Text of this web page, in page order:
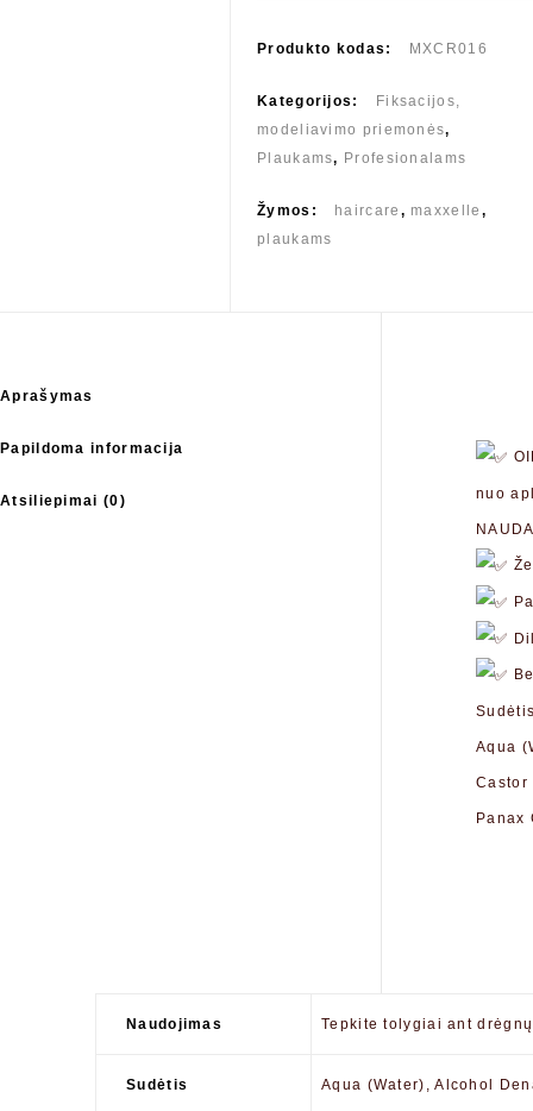
Produkto kodas: MXCR016
Kategorijos:
Fiksacijos,
modeliavimo priemonės,
Plaukams, Profesionalams
Žymos: haircare , maxxelle ,
plaukams
Aprašymas
Papildoma informacija
Atsiliepimai (0) nuo
Aqua
Castor
Panax
Naudojimas Tepkite tolygiai ant
Sudėtis Aqua (Water), Alcohol